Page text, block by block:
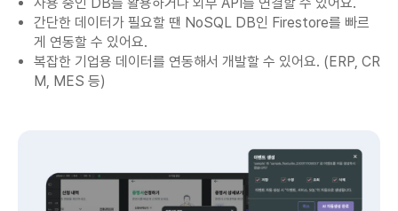
사용 중인 DB를 활용하거나 외부 API를 연결할 수 있어요.
간단한 데이터가 필요할 땐 NoSQL DB인 Firestore를 빠르
게 연동할 수 있어요.
복잡한 기업용 데이터를 연동해서 개발할 수 있어요. (ERP, CR
M, MES 등)